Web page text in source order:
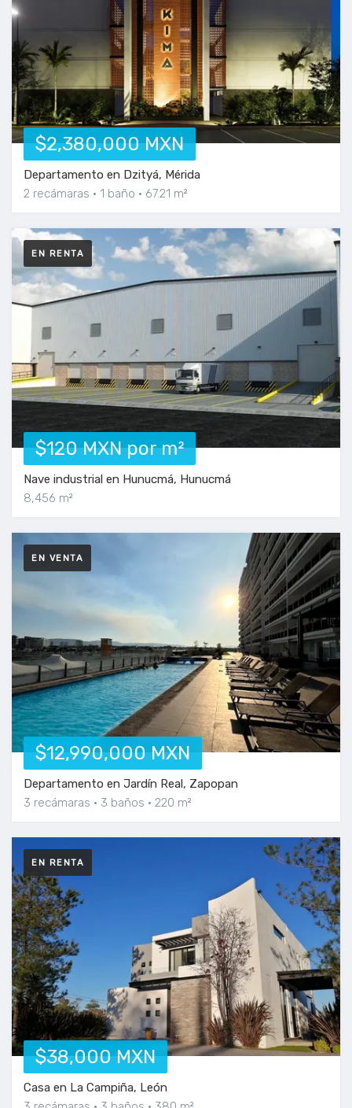
$2,380,000 MXN
Departamento en Dzityá, Mérida
2 recámaras
1 baño 67.21 m²
EN RENTA
$120 MXN por m²
Nave industrial en Hunucmá, Hunucmá
8,456 m²
EN VENTA
$12,990,000 MXN
Departamento en Jardín Real, Zapopan
3 recámaras
3 baños 220 m²
EN RENTA
$38,000 MXN
Casa en La Campiña, León